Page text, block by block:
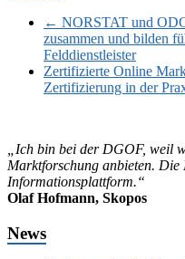
← NORSTAT und
zusammen und bilden
Felddienstleister
Zertifizierte Online
Zertifizierung in der
„Ich bin bei der DGOF, weil
Marktforschung anbieten.
Informationsplattform.“
Olaf Hofmann, Skopos
News